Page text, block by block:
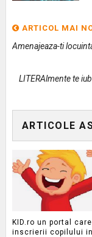
ARTICOL MAI
Amenajeaza-ti
LITERAlmente te
ARTICOLE
KID.ro un portal
inscrierii copilului